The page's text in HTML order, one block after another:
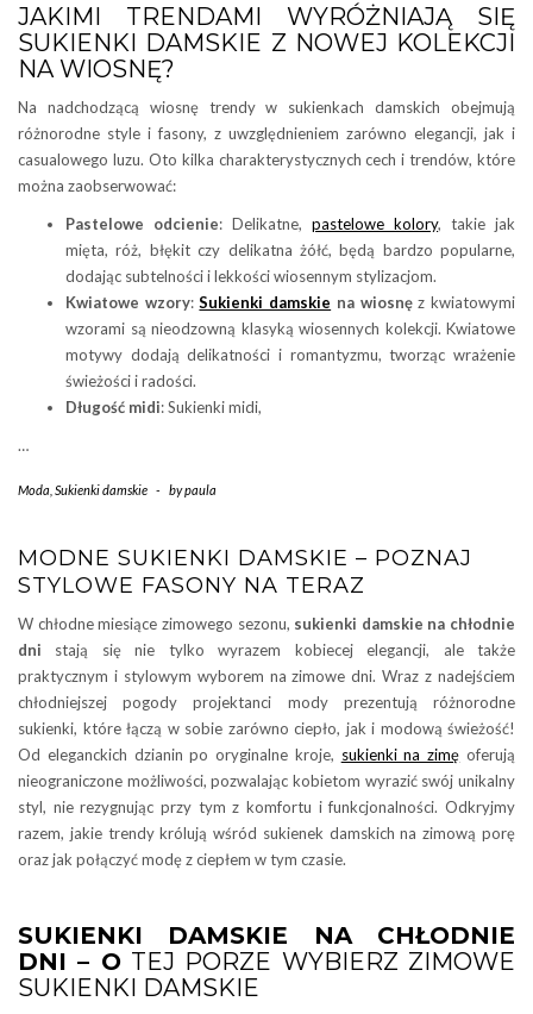
JAKIMI TRENDAMI WYRÓŻNIAJĄ SIĘ
SUKIENKI DAMSKIE Z NOWEJ KOLEKCJI
NA WIOSNĘ?
Na nadchodzącą wiosnę trendy w sukienkach damskich obejmują
różnorodne style i fasony, z uwzględnieniem zarówno elegancji, jak i
casualowego luzu. Oto kilka charakterystycznych cech i trendów, które
można zaobserwować:
Pastelowe odcienie: Delikatne, pastelowe kolory, takie jak
mięta, róż, błękit czy delikatna żółć, będą bardzo popularne,
dodając subtelności i lekkości wiosennym stylizacjom.
Kwiatowe wzory:Sukienki damskie na wiosnęz kwiatowymi
wzorami są nieodzowną klasyką wiosennych kolekcji. Kwiatowe
motywy dodają delikatności i romantyzmu, tworząc wrażenie
świeżości i radości.
Długość midi: Sukienki midi,
…
Moda Sukienki damskie - bypaula
MODNE SUKIENKI DAMSKIE – POZNAJ
STYLOWE FASONY NA TERAZ
W chłodne miesiące zimowego sezonu, sukienki damskie na chłodnie
dni stają się nie tylko wyrazem kobiecej elegancji, ale także
praktycznym i stylowym wyborem na zimowe dni. Wraz z nadejściem
chłodniejszej pogody projektanci mody prezentują różnorodne
sukienki, które łączą w sobie zarówno ciepło, jak i modową świeżość!
Od eleganckich dzianin po oryginalne kroje, sukienki na zimę oferują
nieograniczone możliwości, pozwalając kobietom wyrazić swój unikalny
styl, nie rezygnując przy tym z komfortu i funkcjonalności. Odkryjmy
razem, jakie trendy królują wśród sukienek damskich na zimową porę
oraz jak połączyć modę z ciepłem w tym czasie.
SUKIENKI DAMSKIE NA CHŁODNIE
DNI – OTEJ PORZE WYBIERZ ZIMOWE
SUKIENKI DAMSKIE